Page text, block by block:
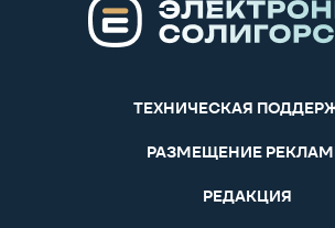
ТЕХНИЧЕСКАЯ
РАЗМЕЩЕНИЕ
РЕДАКЦИЯ